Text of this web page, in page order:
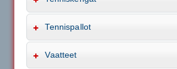
Tennispallot
Vaatteet